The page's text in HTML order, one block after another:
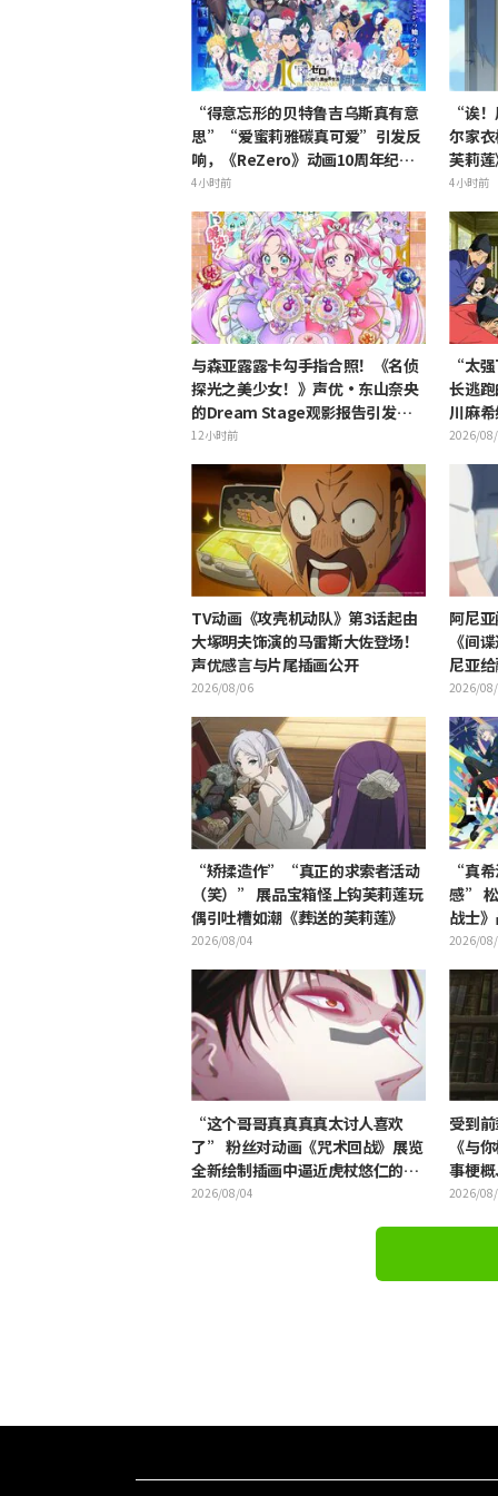
“得意忘形的贝特鲁吉乌斯真有意
思”“爱蜜莉雅碳真可爱”引发反
响，《ReZero》动画10周年纪念
活动视觉图解禁
4小时前
“诶
尔家
芙莉
的角”
4小时前
与森亚露露卡勾手指合照！《名侦
探光之美少女！》声优·东山奈央
的Dream Stage观影报告引发
“是双重奥秘啊”的反响
12小时前
“太
长逃
川麻
叹
2026/
TV动画《攻壳机动队》第3话起由
大塚明夫饰演的马雷斯大佐登场！
声优感言与片尾插画公开
2026/08/06
阿尼
《间
尼亚
2026/
“矫揉造作”“真正的求索者活动
（笑）” 展品宝箱怪上钩芙莉莲玩
偶引吐槽如潮《葬送的芙莉莲》
2026/08/04
“真
感”
战士
开引
2026/
“这个哥哥真真真真太讨人喜欢
了” 粉丝对动画《咒术回战》展览
全新绘制插画中逼近虎杖悠仁的胀
相感到狂喜
2026/08/04
受到
《与
事梗
报公开
2026/